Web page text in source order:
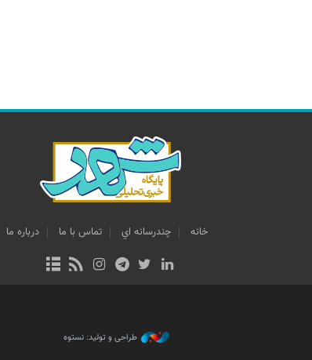
خانه چندرسانه اي تماس با ما درباره ما
طراحی و تولید: نستوه